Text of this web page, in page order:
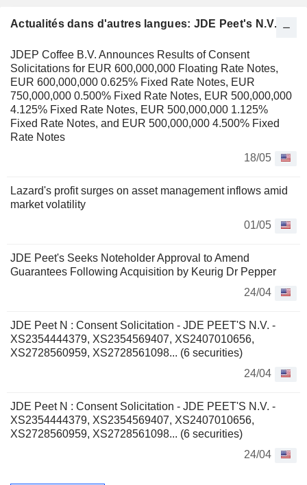
Actualités dans d'autres langues: JDE Peet's N.V.
JDEP Coffee B.V. Announces Results of Consent
Solicitations for EUR 600,000,000 Floating Rate Notes,
EUR 600,000,000 0.625% Fixed Rate Notes, EUR
750,000,000 0.500% Fixed Rate Notes, EUR 500,000,000
4.125% Fixed Rate Notes, EUR 500,000,000 1.125%
Fixed Rate Notes, and EUR 500,000,000 4.500% Fixed
Rate Notes
18/05
Lazard's profit surges on asset management inflows amid
market volatility
01/05
JDE Peet's Seeks Noteholder Approval to Amend
Guarantees Following Acquisition by Keurig Dr Pepper
24/04
JDE Peet N : Consent Solicitation - JDE PEET'S N.V. -
XS2354444379, XS2354569407, XS2407010656,
XS2728560959, XS2728561098... (6 securities)
24/04
JDE Peet N : Consent Solicitation - JDE PEET'S N.V. -
XS2354444379, XS2354569407, XS2407010656,
XS2728560959, XS2728561098... (6 securities)
24/04